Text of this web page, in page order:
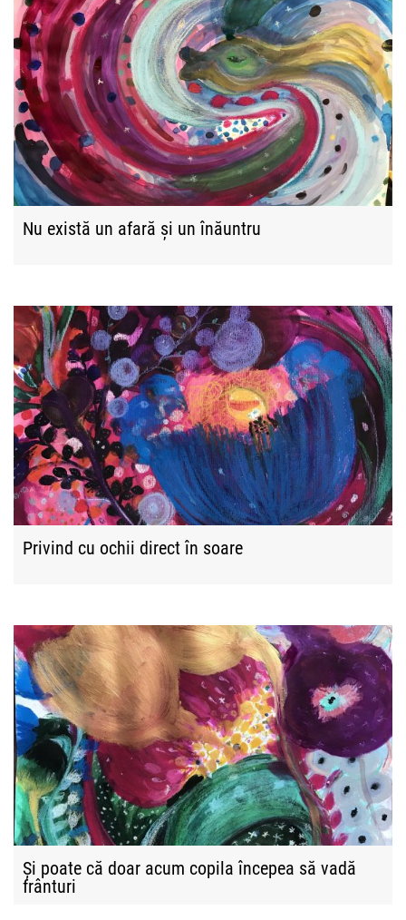
Nu există un afară și un înăuntru
Privind cu ochii direct în soare
Și poate că doar acum copila începea să vadă
frânturi